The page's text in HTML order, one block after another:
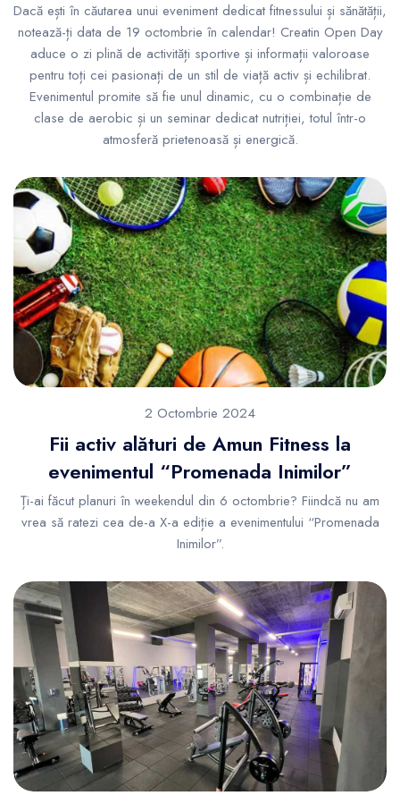
Dacă ești în căutarea unui eveniment dedicat fitnessului și sănătății,
notează-ți data de 19 octombrie în calendar! Creatin Open Day
aduce o zi plină de activități sportive și informații valoroase
pentru toți cei pasionați de un stil de viață activ și echilibrat.
Evenimentul promite să fie unul dinamic, cu o combinație de
clase de aerobic și un seminar dedicat nutriției, totul într-o
atmosferă prietenoasă și energică.
2 Octombrie 2024
Fii activ alături de Amun Fitness la
evenimentul “Promenada Inimilor”
Ți-ai făcut planuri în weekendul din 6 octombrie? Fiindcă nu am
vrea să ratezi cea de-a X-a ediție a evenimentului “Promenada
Inimilor”.